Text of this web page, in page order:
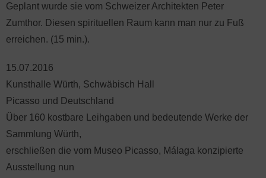
Geplant wurde sie vom Schweizer Architekten Peter
Zumthor. Diesen spirituellen Raum kann man nur zu Fuß
erreichen. (15 min.).
15.07.2016
Kunsthalle Würth, Schwäbisch Hall
Picasso und Deutschland
Über 160 kostbare Leihgaben und bedeutende Werke der
Sammlung Würth,
erschließen die vom Museo Picasso, Málaga konzipierte
Ausstellung nun